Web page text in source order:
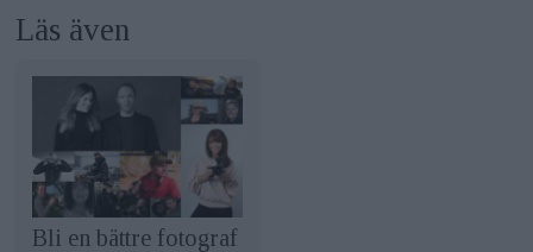
Läs även
Bli en bättre fotograf